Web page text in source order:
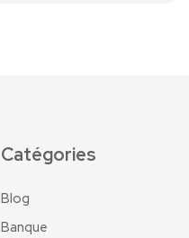
Catégories
Blog
Banque